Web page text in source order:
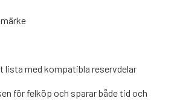
lista med kompatibla reservdelar
för felköp och sparar både tid och